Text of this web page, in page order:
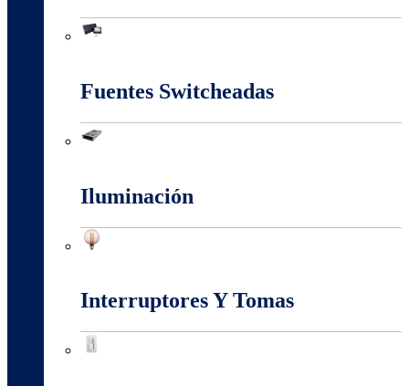
Fuentes Switcheadas
Iluminación
Interruptores Y Tomas